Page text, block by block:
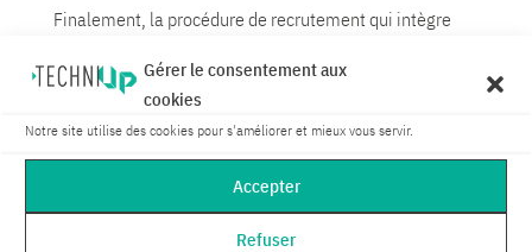
Gérer le consentement aux
cookies
Notre site utilise des cookies pour s'améliorer et mieux vous servir.
Accepter
Refuser
Finalement, la procédure de recrutement qui intègre
plus d’attractivité. Ainsi, trouver le candidat idéal pour
les postes à pourvoir est plus simple. En effet, en
permettant de recruter avec d’autres techniques de
recrutement, également atouts, vous attirez les
candidatures. Par conséquent, votre sourcing est plus